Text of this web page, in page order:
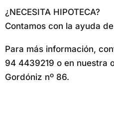
¿NECESITA HIPOTECA?
Contamos con la ayuda
Para más información,
94 4439219 o en nuestra
Gordóniz nº 86.